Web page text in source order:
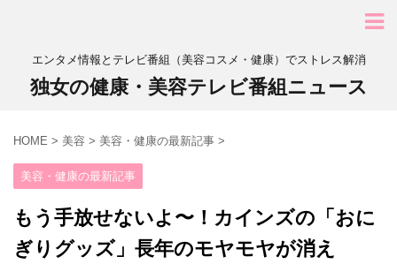
エンタメ情報とテレビ番組（美容コスメ・健康）でストレス解消
独女の健康・美容テレビ番組ニュース
HOME > 美容 > 美容・健康の最新記事 >
美容・健康の最新記事
もう手放せないよ〜！カインズの「おに
ぎりグッズ」長年のモヤモヤが消え